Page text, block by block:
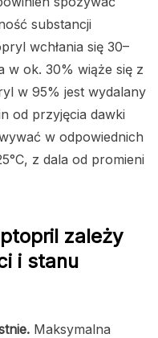
substancji
wchłania się 30–
w ok. 30% wiąże się z
w 95% jest wydalany
od przyjęcia dawki
w odpowiednich
z dala od promieni
zależy
i stanu
Maksymalna